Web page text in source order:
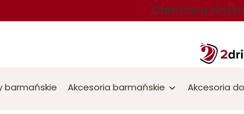
Darmowa
barmańskie Akcesoria barmańskie Akcesoria